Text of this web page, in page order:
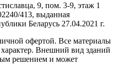
9, пом. 3-9, этаж 1
413, выданная
Беларусь 27.04.2021 г.
офертой. Все материалы
Внешний вид зданий
решением и может